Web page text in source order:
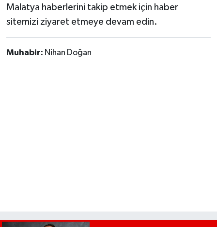
Malatya haberlerini takip etmek için haber
sitemizi ziyaret etmeye devam edin.
Muhabir: Nihan Doğan